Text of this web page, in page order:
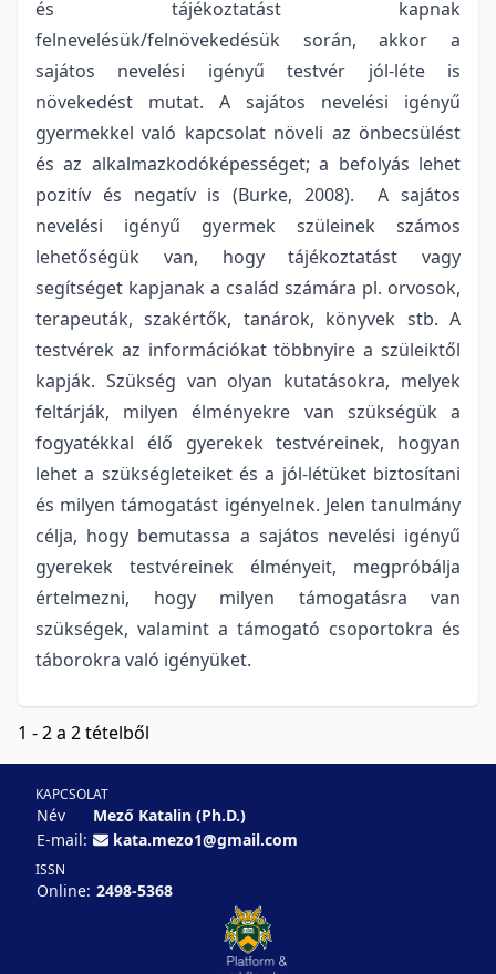
és tájékoztatást kapnak
felnevelésük/felnövekedésük során, akkor a
sajátos nevelési igényű testvér jól-léte is
növekedést mutat. A sajátos nevelési igényű
gyermekkel való kapcsolat növeli az önbecsülést
és az alkalmazkodóképességet; a befolyás lehet
pozitív és negatív is (Burke, 2008). A sajátos
nevelési igényű gyermek szüleinek számos
lehetőségük van, hogy tájékoztatást vagy
segítséget kapjanak a család számára pl. orvosok,
terapeuták, szakértők, tanárok, könyvek stb. A
testvérek az információkat többnyire a szüleiktől
kapják. Szükség van olyan kutatásokra, melyek
feltárják, milyen élményekre van szükségük a
fogyatékkal élő gyerekek testvéreinek, hogyan
lehet a szükségleteiket és a jól-létüket biztosítani
és milyen támogatást igényelnek. Jelen tanulmány
célja, hogy bemutassa a sajátos nevelési igényű
gyerekek testvéreinek élményeit, megpróbálja
értelmezni, hogy milyen támogatásra van
szükségek, valamint a támogató csoportokra és
táborokra való igényüket.
1 - 2 a 2 tételből
KAPCSOLAT
Név
Mező Katalin (Ph.D.)
E-mail:
kata.mezo1@gmail.com
ISSN
Online: 2498-5368